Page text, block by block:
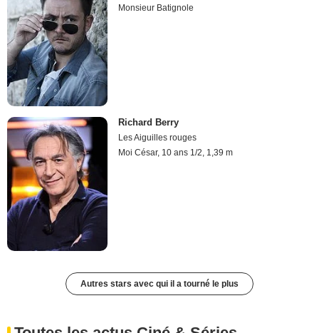
Monsieur Batignole
Richard Berry
Les Aiguilles rouges
Moi César, 10 ans 1/2, 1,39 m
Autres stars avec qui il a tourné le plus